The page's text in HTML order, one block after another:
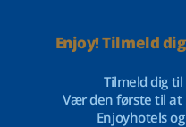
Enjoy! Tilmeld
Tilmeld dig
Vær den første til
Enjoyhotels